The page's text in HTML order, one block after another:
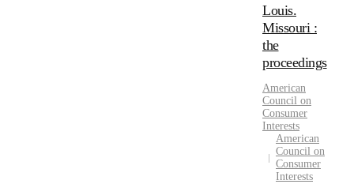
Louis.
Missouri :
the
proceedings
American
Council on
Consumer
Interests
American
Council on
Consumer
Interests